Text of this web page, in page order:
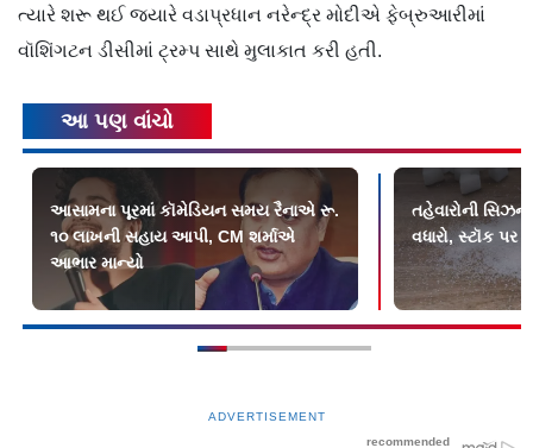
ત્યારે શરૂ થઈ જ્યારે વડાપ્રધાન નરેન્દ્ર મોદીએ ફેબ્રુઆરીમાં
વૉશિંગટન ડીસીમાં ટ્રમ્પ સાથે મુલાકાત કરી હતી.
આ પણ વાંચો
આસામના પૂરમાં કૉમેડિયન સમય રૈનાએ રૂ.
૧૦ લાખની સહાય આપી, CM શર્માએ
આભાર માન્યો
તહેવારોની
વધારો, સ્ટૉક પર
ADVERTISEMENT